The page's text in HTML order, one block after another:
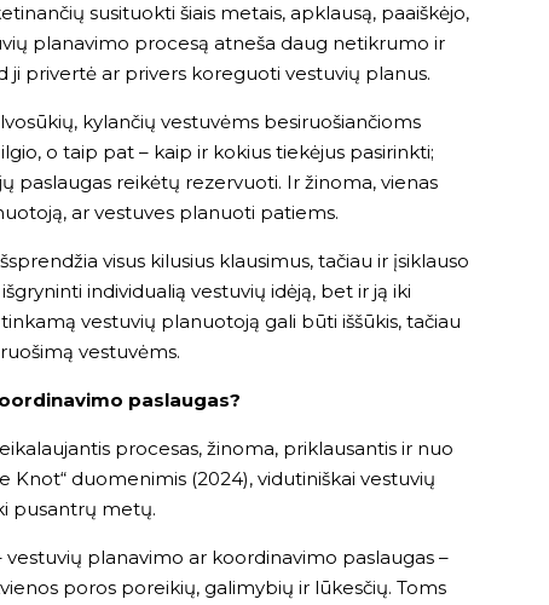
susituokti šiais metais, apklausą, paaiškėjo,
planavimo procesą atneša daug netikrumo ir
ji privertė ar privers koreguoti vestuvių planus.
kylančių vestuvėms besiruošiančioms
o taip pat – kaip ir kokius tiekėjus pasirinkti;
paslaugas reikėtų rezervuoti. Ir žinoma, vienas
ar vestuves planuoti patiems.
visus kilusius klausimus, tačiau ir įsiklauso
individualią vestuvių idėją, bet ir ją iki
vestuvių planuotoją gali būti iššūkis, tačiau
vestuvėms.
paslaugas?
procesas, žinoma, priklausantis ir nuo
Knot“ duomenimis (2024), vidutiniškai vestuvių
pusantrų metų.
planavimo ar koordinavimo paslaugas –
poros poreikių, galimybių ir lūkesčių. Toms